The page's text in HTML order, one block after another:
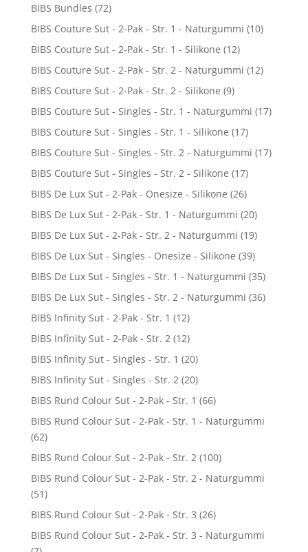
BIBS Bundles (72)
BIBS Couture Sut - 2-Pak - Str. 1 - Naturgummi (10)
BIBS Couture Sut - 2-Pak - Str. 1 - Silikone (12)
BIBS Couture Sut - 2-Pak - Str. 2 - Naturgummi (12)
BIBS Couture Sut - 2-Pak - Str. 2 - Silikone (9)
BIBS Couture Sut - Singles - Str. 1 - Naturgummi (17)
BIBS Couture Sut - Singles - Str. 1 - Silikone (17)
BIBS Couture Sut - Singles - Str. 2 - Naturgummi (17)
BIBS Couture Sut - Singles - Str. 2 - Silikone (17)
BIBS De Lux Sut - 2-Pak - Onesize - Silikone (26)
BIBS De Lux Sut - 2-Pak - Str. 1 - Naturgummi (20)
BIBS De Lux Sut - 2-Pak - Str. 2 - Naturgummi (19)
BIBS De Lux Sut - Singles - Onesize - Silikone (39)
BIBS De Lux Sut - Singles - Str. 1 - Naturgummi (35)
BIBS De Lux Sut - Singles - Str. 2 - Naturgummi (36)
BIBS Infinity Sut - 2-Pak - Str. 1 (12)
BIBS Infinity Sut - 2-Pak - Str. 2 (12)
BIBS Infinity Sut - Singles - Str. 1 (20)
BIBS Infinity Sut - Singles - Str. 2 (20)
BIBS Rund Colour Sut - 2-Pak - Str. 1 (66)
BIBS Rund Colour Sut - 2-Pak - Str. 1 - Naturgummi
(62)
BIBS Rund Colour Sut - 2-Pak - Str. 2 (100)
BIBS Rund Colour Sut - 2-Pak - Str. 2 - Naturgummi
(51)
BIBS Rund Colour Sut - 2-Pak - Str. 3 (26)
BIBS Rund Colour Sut - 2-Pak - Str. 3 - Naturgummi